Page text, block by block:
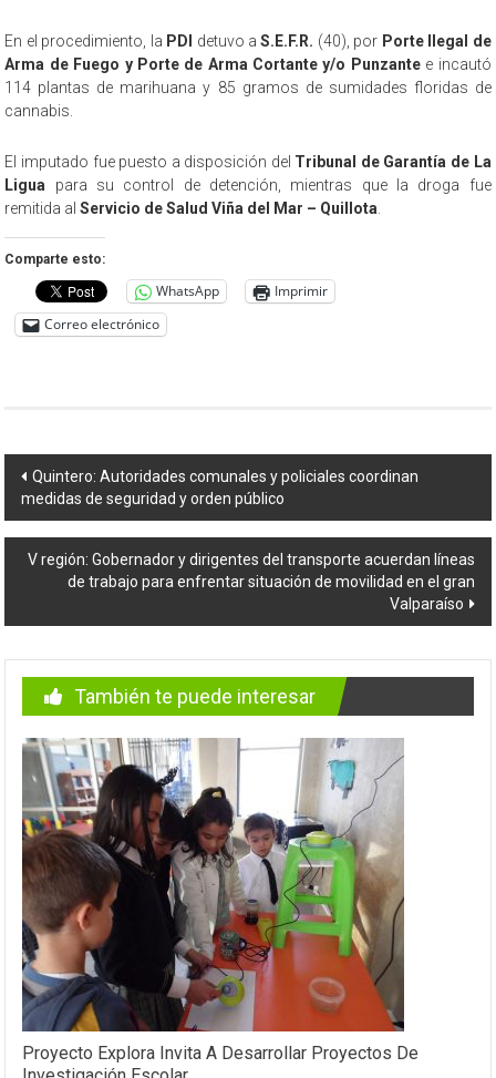
En el procedimiento, la PDI detuvo aS.E.F.R. (40), por Porte Ilegal de
Arma de Fuego y Porte de Arma Cortante y/o Punzantee incautó
114 plantas de marihuana y 85 gramos de sumidades floridas de
cannabis.
El imputado fue puesto a disposición del Tribunal de Garantía de La
Ligua para su control de detención, mientras que la droga fue
remitida alServicio de Salud Viña del Mar – Quillota
Comparte esto:
WhatsApp
Imprimir
Correo electrónico
Navegación
de
entradas
Quintero: Autoridades comunales y policiales coordinan
medidas de seguridad y orden público
V región: Gobernador y dirigentes del transporte acuerdan líneas
de trabajo para enfrentar situación de movilidad en el gran
Valparaíso
También te puede interesar
Proyecto Explora Invita A Desarrollar Proyectos De